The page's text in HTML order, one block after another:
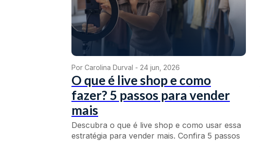
Por Carolina Durval - 24 jun, 2026
O que é live shop e como
fazer? 5 passos para vender
mais
Descubra o que é live shop e como usar essa
estratégia para vender mais. Confira 5 passos